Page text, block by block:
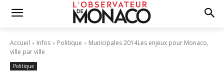
Accueil Infos Politique
Municipales 2014Les enjeux pour Monaco,
ville par ville
Politique